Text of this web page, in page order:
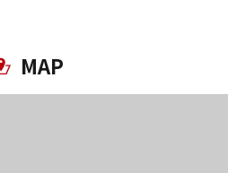
MAP